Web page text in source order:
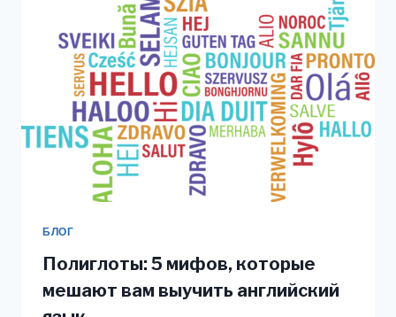
БЛОГ
Полиглоты: 5 мифов, которые
мешают вам выучить английский